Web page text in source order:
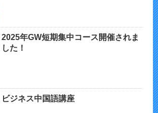
2025年GW短期集中コース開催されま
した！
ビジネス中国語講座